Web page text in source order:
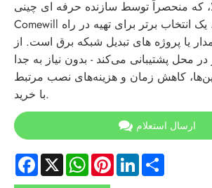
که منحصراً توسط سازنده حرفه ای چینی
Comewill ساخته شده است، یک انتخاب برتر برای تهیه در راه
یا پروژه های تبدیل شبکه برق است. از
محل پشتیبانی می‌کند - بدون نیاز به جدا
کاهش زمان و هزینه‌های نصب مرتبط
با خرید.
ارسال استعلام
Facebook
X WhatsApp
PinterestLinkedIn